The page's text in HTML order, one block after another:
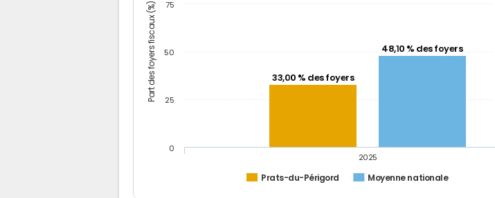
Part des foyers fiscaux (%) 33,00 % des foyers
48,10 % des foyers
Prats-du-Périgord Moyenne nationale
2025
0
25
50
75